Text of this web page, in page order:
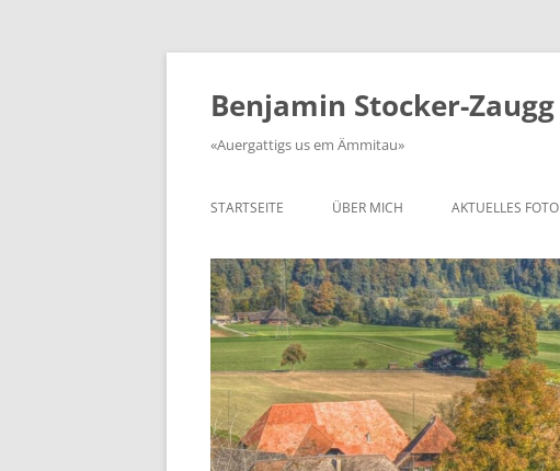
Zum
springen
Benjamin Stocker-Zaugg
«Auergattigs us em Ämmitau»
STARTSEITE ÜBER MICH AKTUELLES FOTO